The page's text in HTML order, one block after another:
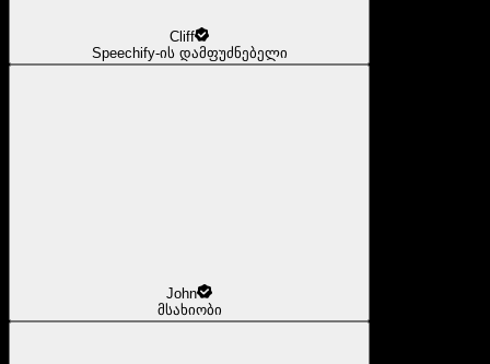
Cliff
Speechify-ის დამფუძნებელი
John
მსახიობი